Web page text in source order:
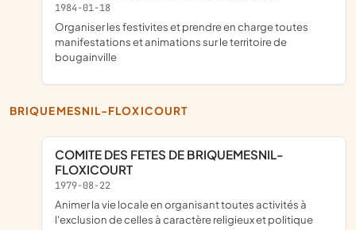
1984-01-18
organiser les festivites et prendre en charge toutes
manifestations et animations sur le territoire de
bougainville
BRIQUEMESNIL-FLOXICOURT
COMITE DES FETES DE BRIQUEMESNIL-
FLOXICOURT
1979-08-22
animer la vie locale en organisant toutes activités à
l'exclusion de celles à caractère religieux et politique